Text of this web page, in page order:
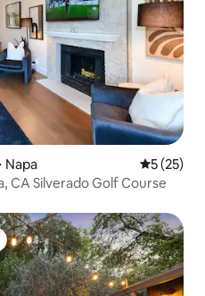
Napa
5 (25)
CA Silverado Golf Course
plus appréciés